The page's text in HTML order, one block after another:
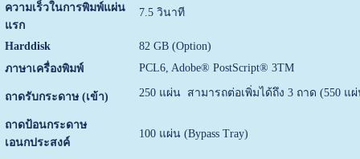
ความเร็วในการพิมพ์แผ่น
แรก
7.5 วินาที
Harddisk
82 GB (Option)
ภาษาเครื่องพิมพ์
PCL6, Adobe® PostScript® 3TM
ถาดรับกระดาษ (เข้า) 250 แผ่น สามารถต่อเพิ่มได้ถึง 3 ถาด (550 แ
ถาดป้อนกระดาษ
เอนกประสงค์
100 แผ่น (Bypass Tray)